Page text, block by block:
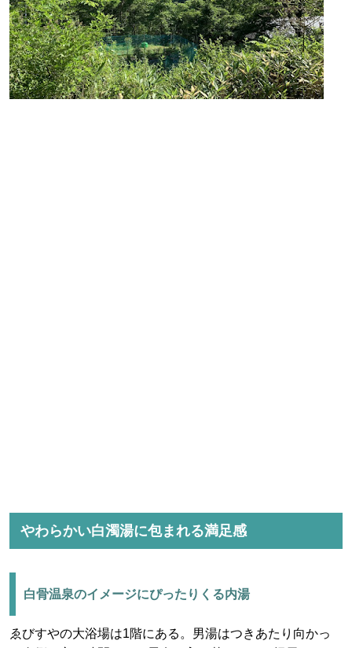
やわらかい白濁湯に包まれる満足感
白骨温泉のイメージにぴったりくる内湯
ゑびすやの大浴場は1階にある。男湯はつきあたり向かっ